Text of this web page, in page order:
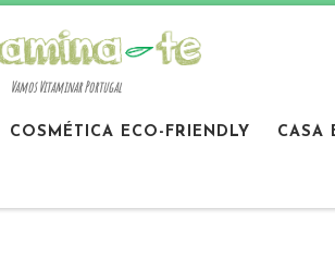
Vamos Vitaminar Portugal
COSMÉTICA ECO-FRIENDLY CASA